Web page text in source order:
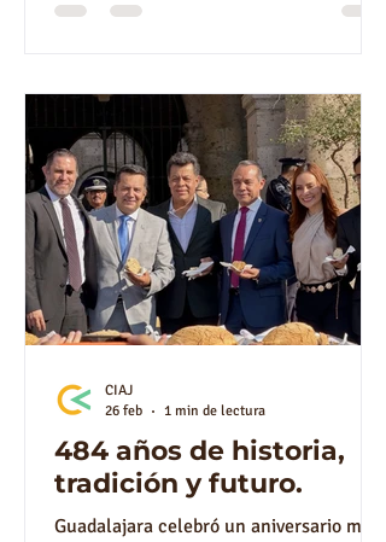
definieron las estrategias que marcarán
presentó la visión de trabajo para el
siguiente periodo, reafirmando el
compromiso con el crecimie
484 años de historia,
tradición y futuro.
Guadalajara celebró un aniversario más
CIAJ
26 feb
1 min de lectura